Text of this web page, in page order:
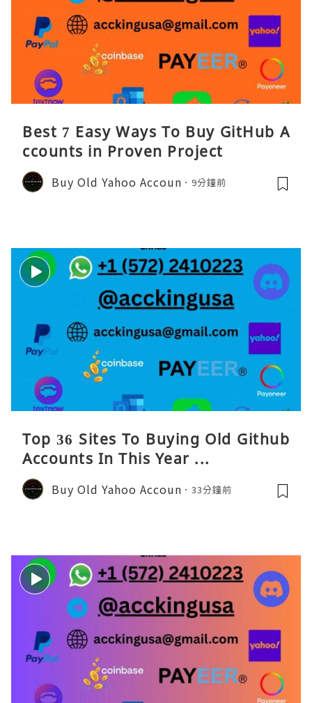
Best 7 Easy Ways To Buy GitHub A
ccounts in Proven Project
Buy Old Yahoo Accoun 9分鐘前
Top 36 Sites To Buying Old Github
Accounts In This Year ...
Buy Old Yahoo Accoun 33分鐘前